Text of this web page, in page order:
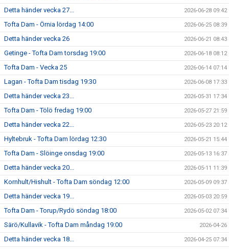
Detta händer vecka 27... 2026-06-28 09:42
Tofta Dam - Örnia lördag 14:00 2026-06-25 08:39
Detta händer vecka 26 2026-06-21 08:43
Getinge - Tofta Dam torsdag 19:00 2026-06-18 08:12
Tofta Dam - Vecka 25 2026-06-14 07:14
Lagan - Tofta Dam tisdag 19:30 2026-06-08 17:33
Detta händer vecka 23... 2026-05-31 17:34
Tofta Dam - Tölö fredag 19:00 2026-05-27 21:59
Detta händer vecka 22... 2026-05-23 20:12
Hyltebruk - Tofta Dam lördag 12:30 2026-05-21 15:44
Tofta Dam - Slöinge onsdag 19:00 2026-05-13 16:37
Detta händer vecka 20... 2026-05-11 11:39
Kornhult/Hishult - Tofta Dam söndag 12:00 2026-05-09 09:37
Detta händer vecka 19... 2026-05-03 20:59
Tofta Dam - Torup/Rydö söndag 18:00 2026-05-02 07:34
Särö/Kullavik - Tofta Dam måndag 19:00 2026-04-26
Detta händer vecka 18... 2026-04-25 07:34